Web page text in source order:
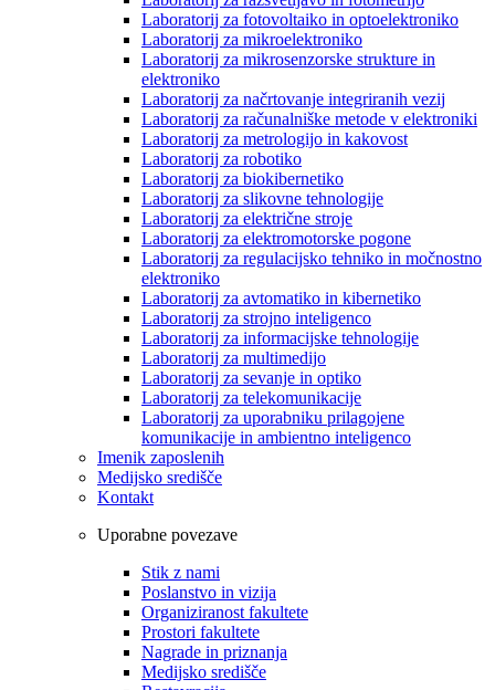
Laboratorij za fotovoltaiko in optoelektroniko
Laboratorij za mikroelektroniko
Laboratorij za mikrosenzorske strukture in
elektroniko
Laboratorij za načrtovanje integriranih vezij
Laboratorij za računalniške metode v elektroniki
Laboratorij za metrologijo in kakovost
Laboratorij za robotiko
Laboratorij za biokibernetiko
Laboratorij za slikovne tehnologije
Laboratorij za električne stroje
Laboratorij za elektromotorske pogone
Laboratorij za regulacijsko tehniko in močnostno
elektroniko
Laboratorij za avtomatiko in kibernetiko
Laboratorij za strojno inteligenco
Laboratorij za informacijske tehnologije
Laboratorij za multimedijo
Laboratorij za sevanje in optiko
Laboratorij za telekomunikacije
Laboratorij za uporabniku prilagojene
komunikacije in ambientno inteligenco
Imenik zaposlenih
Medijsko središče
Kontakt
Uporabne povezave
Stik z nami
Poslanstvo in vizija
Organiziranost fakultete
Prostori fakultete
Nagrade in priznanja
Medijsko središče